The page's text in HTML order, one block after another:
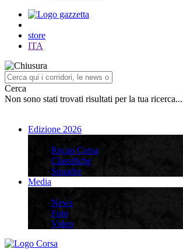
store
ITA
Cerca
Non sono stati trovati risultati per la tua ricerca...
Edizione 2026
Recap Corsa
Classifiche
Squadre
Media
News
Foto
Video